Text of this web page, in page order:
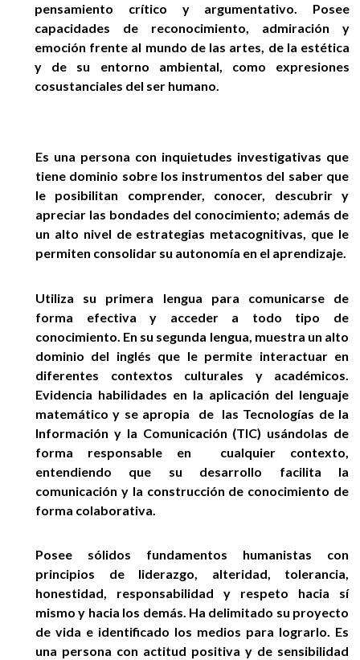
pensamiento crítico y argumentativo. Posee
capacidades de reconocimiento, admiración y
emoción frente al mundo de las artes, de la estética
y de su entorno ambiental, como expresiones
cosustanciales del ser humano.
Es una persona con inquietudes investigativas que
tiene dominio sobre los instrumentos del saber que
le posibilitan comprender, conocer, descubrir y
apreciar las bondades del conocimiento; además de
un alto nivel de estrategias metacognitivas, que le
permiten consolidar su autonomía en el aprendizaje.
Utiliza su primera lengua para comunicarse de
forma efectiva y acceder a todo tipo de
conocimiento. En su segunda lengua, muestra un alto
dominio del inglés que le permite interactuar en
diferentes contextos culturales y académicos.
Evidencia habilidades en la aplicación del lenguaje
matemático y se apropia de las Tecnologías de la
Información y la Comunicación (TIC) usándolas de
forma responsable en cualquier contexto,
entendiendo que su desarrollo facilita la
comunicación y la construcción de conocimiento de
forma colaborativa.
Posee sólidos fundamentos humanistas con
principios de liderazgo, alteridad, tolerancia,
honestidad, responsabilidad y respeto hacia sí
mismo y hacia los demás. Ha delimitado su proyecto
de vida e identificado los medios para lograrlo. Es
una persona con actitud positiva y de sensibilidad